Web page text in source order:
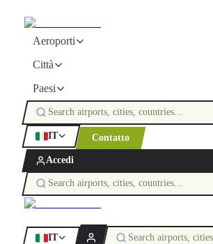
Aeroporti
Città
Paesi
IT Contatto
Accedi
IT